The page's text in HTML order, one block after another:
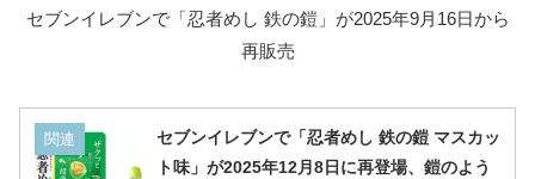
セブンイレブンで「忍者めし 鉄の鎧」が2025年9月16日から
再販売
関連
セブンイレブンで「忍者めし 鉄の鎧 マスカッ
ト味」が2025年12月8日に再登場、鎧のよう